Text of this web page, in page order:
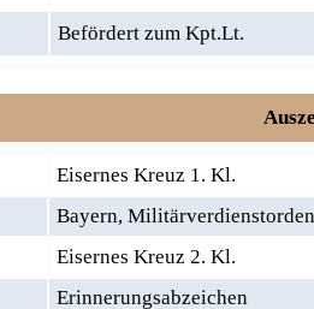
Befördert zum Kpt.Lt.
Eisernes Kreuz 1. Kl.
Bayern,
Eisernes Kreuz 2. Kl.
Erinnerungsabzeichen